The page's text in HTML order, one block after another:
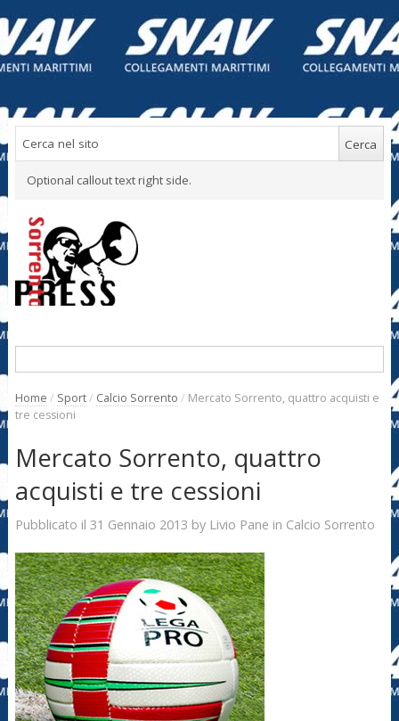
Optional callout text right side.
Home / Sport/ Calcio Sorrento / Mercato Sorrento, quattro acquisti e
tre cessioni
Mercato Sorrento, quattro
acquisti e tre cessioni
Pubblicato il 31 Gennaio 2013 by Livio Pane in Calcio Sorrento